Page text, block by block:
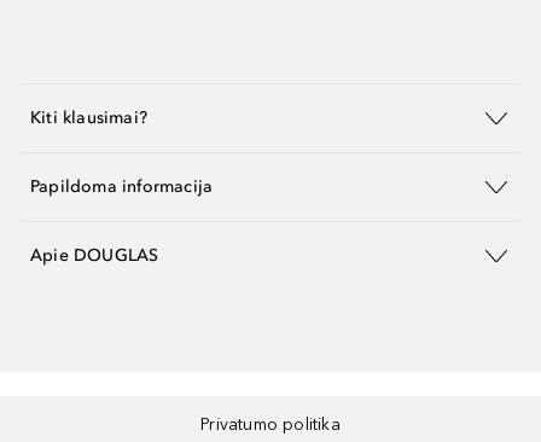
Kiti klausimai?
Papildoma informacija
Apie DOUGLAS
Privatumo politika